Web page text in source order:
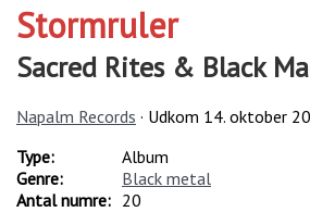
Stormruler
Sacred Rites & Black
Napalm Records · Udkom 14. oktober
Type:
Album
Genre:
Black metal
Antal numre: 20